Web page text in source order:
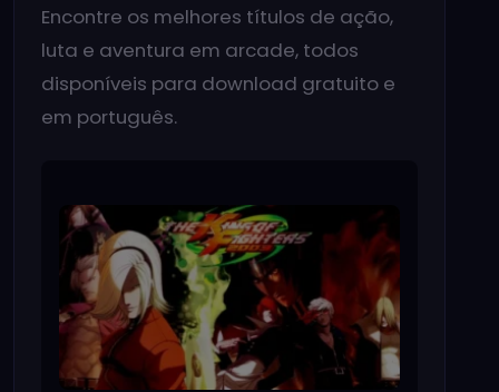
Encontre os melhores títulos de ação,
luta e aventura em arcade, todos
disponíveis para download gratuito e
em português.